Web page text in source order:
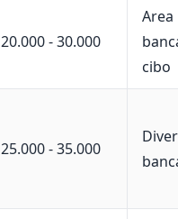
20.000 - 30.000
Area
cibo
25.000 - 35.000